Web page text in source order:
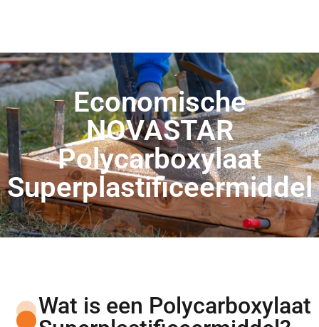
Economische
NOVASTAR
Polycarboxylaat
Superplastificeermiddel
Wat is een Polycarboxylaat